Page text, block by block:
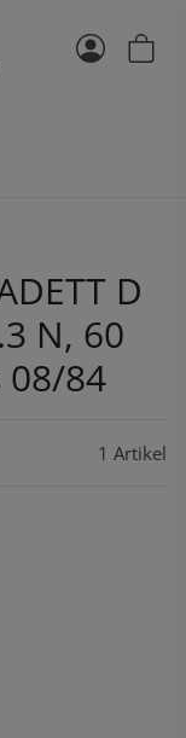
D
N, 60
08/84
1 Artikel